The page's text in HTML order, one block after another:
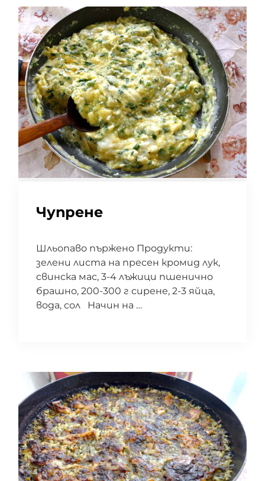
Чупрене
Шльопаво пържено Продукти:
зелени листа на пресен кромид лук,
свинска мас, 3-4 лъжици пшенично
брашно, 200-300 г сирене, 2-3 яйца,
вода, сол Начин на …